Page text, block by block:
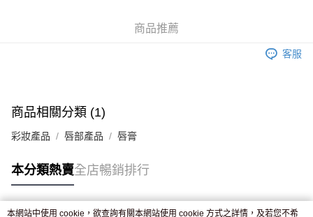
付款後門市自取，訂單確認後2-4個工作天到店，7天內取。逾期後
商品推薦
客服
商品相關分類 (1)
彩妝產品 唇部產品 唇膏
本分類熱賣全店暢銷排行
本網站中使用 cookie，欲查詢有關本網站使用 cookie 方式之詳情，及若您不希